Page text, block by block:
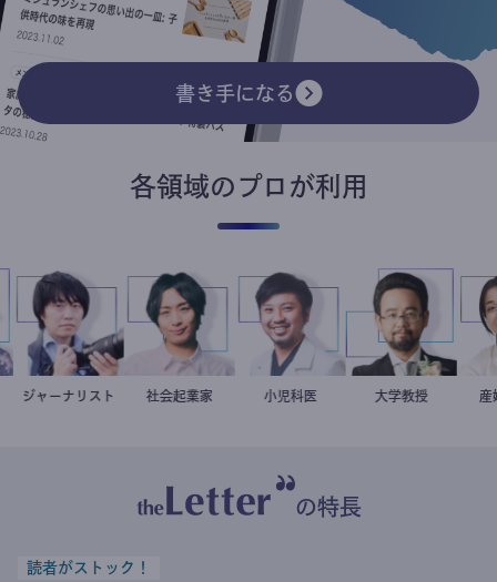
書き手になる
各領域のプロが利用
志葉玲
ジャーナリスト 駒崎弘樹
社会起業家 今西洋介
小児科医 金谷一朗
大学教授
の特長
読者がストック！